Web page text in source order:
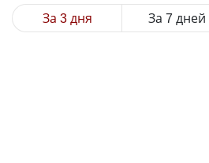
За 3 дня За 7 дней